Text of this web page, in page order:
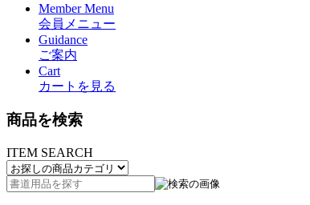
Member Menu
会員メニュー
Guidance
ご案内
Cart
カートを見る
商品を検索
ITEM SEARCH